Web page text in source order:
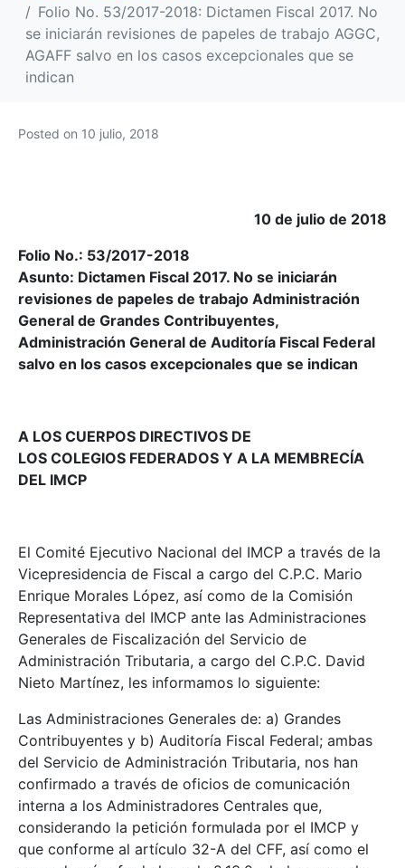
Folio No. 53/2017-2018: Dictamen Fiscal 2017. No
se iniciarán revisiones de papeles de trabajo AGGC,
AGAFF salvo en los casos excepcionales que se
indican
Posted on 10 julio, 2018
10 de julio de 2018
Folio No.: 53/2017-2018
Asunto: Dictamen Fiscal 2017. No se iniciarán
revisiones de papeles de trabajo Administración
General de Grandes Contribuyentes,
Administración General de Auditoría Fiscal Federal
salvo en los casos excepcionales que se indican
A LOS CUERPOS DIRECTIVOS DE
LOS COLEGIOS FEDERADOS Y A LA MEMBRECÍA
DEL IMCP
El Comité Ejecutivo Nacional del IMCP a través de la
Vicepresidencia de Fiscal a cargo del C.P.C. Mario
Enrique Morales López, así como de la Comisión
Representativa del IMCP ante las Administraciones
Generales de Fiscalización del Servicio de
Administración Tributaria, a cargo del C.P.C. David
Nieto Martínez, les informamos lo siguiente:
Las Administraciones Generales de: a) Grandes
Contribuyentes y b) Auditoría Fiscal Federal; ambas
del Servicio de Administración Tributaria, nos han
confirmado a través de oficios de comunicación
interna a los Administradores Centrales que,
considerando la petición formulada por el IMCP y
que conforme al artículo 32-A del CFF, así como el